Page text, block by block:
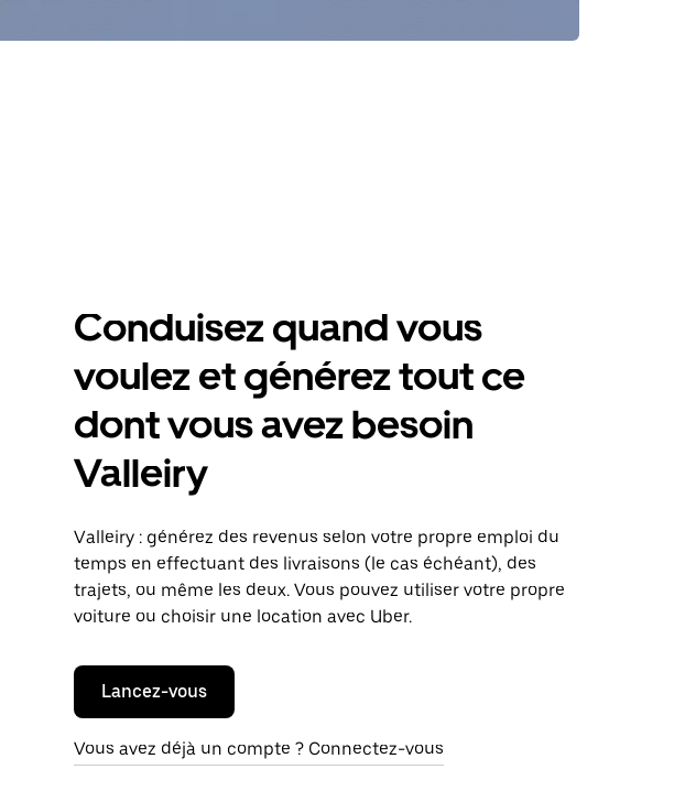
Conduisez quand vous
voulez et générez tout ce
dont vous avez besoin
Valleiry
Valleiry : générez des revenus selon votre propre emploi du
temps en effectuant des livraisons (le cas échéant), des
trajets, ou même les deux. Vous pouvez utiliser votre propre
voiture ou choisir une location avec Uber.
Lancez-vous
Vous avez déjà un compte ? Connectez-vous